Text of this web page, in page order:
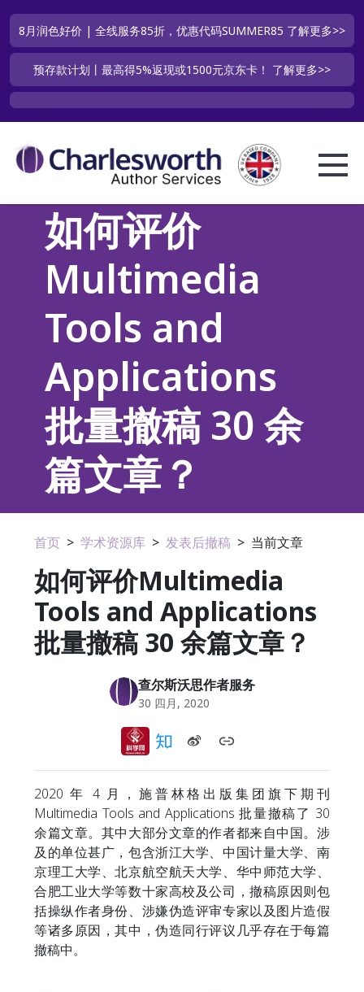
8月润色好价 | 全线服务85折，优惠代码SUMMER85 了解更多>>
预存款计划丨最高得5%返现或1500元京东卡！ 了解更多>>
如何评价
Multimedia
Tools and
Applications
批量撤稿 30 余
篇文章？
首页 > 学术资源库 > 发表后撤稿 > 当前文章
如何评价Multimedia
Tools and Applications
批量撤稿 30 余篇文章？
查尔斯沃思作者服务
30 四月, 2020
2020 年 4 月，施普林格出版集团旗下期刊
Multimedia Tools and Applications 批量撤稿了 30
余篇文章。其中大部分文章的作者都来自中国。涉
及的单位甚广，包含浙江大学、中国计量大学、南
京理工大学、北京航空航天大学、华中师范大学、
合肥工业大学等数十家高校及公司，撤稿原因则包
括操纵作者身份、涉嫌伪造评审专家以及图片造假
等诸多原因，其中，伪造同行评议几乎存在于每篇
撤稿中。